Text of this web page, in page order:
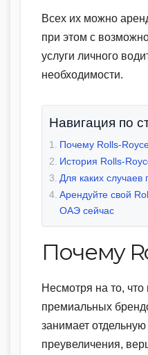
Всех их можно
при этом с
услуги личного
необходимости.
Навигация по
Почему Rolls-
История Rolls-
Для каких
Арендуйте свой
ОАЭ сейчас
Почему
Несмотря на то, что
премиальных
занимает
преувеличения,